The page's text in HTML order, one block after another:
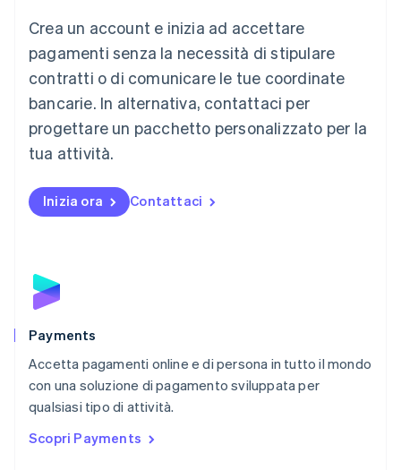
Crea un account e inizia ad accettare
pagamenti senza la necessità di stipulare
contratti o di comunicare le tue coordinate
bancarie. In alternativa, contattaci per
progettare un pacchetto personalizzato per la
tua attività.
Inizia ora Contattaci
Payments
Accetta pagamenti online e di persona in tutto il mondo
con una soluzione di pagamento sviluppata per
qualsiasi tipo di attività.
Scopri Payments
Lussemburgo
Deutsch English
Malaysia
English 简体中文
Malta
Messico
EspañolEnglish
English
Nuova Zelanda
Polonia
English
Português
English简体中文
Regno Unito
English
English